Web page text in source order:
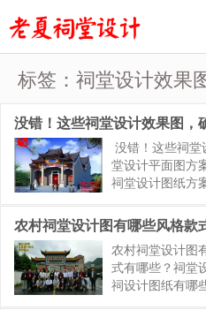
标签：祠堂设计效果
没错！这些祠堂设计效果图，
没错！这些祠
堂设计平面图方
祠堂设计图纸方
用外，平时各房
务时，经常也便
农村祠堂设计图有哪些风格款
农村祠堂设计图
式有哪些？祠堂
祠设计图纸有哪